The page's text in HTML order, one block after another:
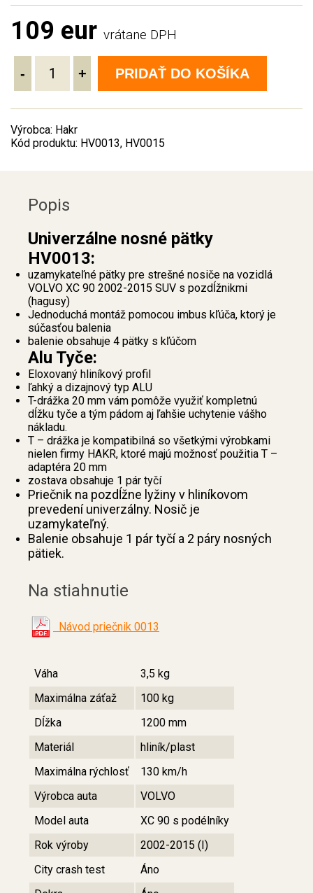
109 eur vrátane DPH
- + PRIDAŤ DO KOŠÍKA
Výrobca: Hakr
Kód produktu: HV0013, HV0015
Popis
Univerzálne nosné pätky
HV0013:
uzamykateľné pätky pre strešné nosiče na vozidlá
VOLVO XC 90 2002-2015 SUV s pozdĺžnikmi
(hagusy)
Jednoduchá montáž pomocou imbus kľúča, ktorý je
súčasťou balenia
balenie obsahuje 4 pätky s kľúčom
Alu Tyče:
Eloxovaný hliníkový profil
ľahký a dizajnový typ ALU
T-drážka 20 mm vám pomôže využiť kompletnú
dĺžku tyče a tým pádom aj ľahšie uchytenie vášho
nákladu.
T – drážka je kompatibilná so všetkými výrobkami
nielen firmy HAKR, ktoré majú možnosť použitia T –
adaptéra 20 mm
zostava obsahuje 1 pár tyčí
Priečnik na pozdĺžne lyžiny v hliníkovom
prevedení univerzálny. Nosič je
uzamykateľný.
Balenie obsahuje 1 pár tyčí a 2 páry nosných
pätiek.
Na stiahnutie
Návod priečnik 0013
Váha
3,5 kg
Maximálna záťaž
100 kg
Dĺžka
1200 mm
Materiál
hliník/plast
Maximálna rýchlosť
130 km/h
Výrobca auta
VOLVO
Model auta
XC 90 s podélníky
Rok výroby
2002-2015 (I)
City crash test
Áno